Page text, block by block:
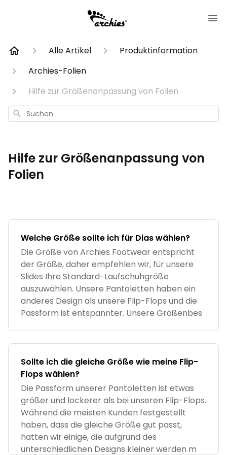
Alle Artikel
Produktinformation
Archies-Folien
Hilfe zur Größenanpassung von Folien
Suchen
Hilfe zur Größenanpassung von
Folien
Welche Größe sollte ich für Dias wählen?
Die Größe von Archies Footwear entspricht
der Größe, daher empfehlen wir, für unsere
Slides Ihre Standard-Laufschuhgröße
auszuwählen. Unsere Pantoletten haben ein
anderes Design als unsere Flip-Flops und die
Passform ist entspannter. Unsere Größenbes
Sollte ich die gleiche Größe wie meine Flip-
Flops wählen?
Die Passform unserer Pantoletten ist etwas
größer und lockerer als bei unseren Flip-Flops.
Während die meisten Kunden festgestellt
haben, dass die gleiche Größe gut passt,
hatten wir einige, die aufgrund des
unterschiedlichen Designs kleiner werden m